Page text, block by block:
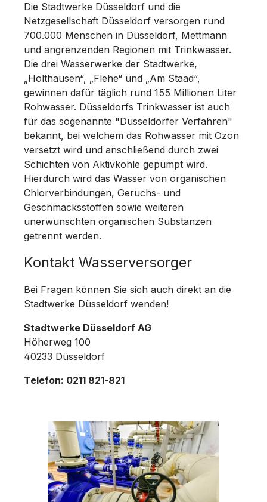
Die Stadtwerke Düsseldorf und die
Netzgesellschaft Düsseldorf versorgen rund
700.000 Menschen in Düsseldorf, Mettmann
und angrenzenden Regionen mit Trinkwasser.
Die drei Wasserwerke der Stadtwerke,
„Holthausen“, „Flehe“ und „Am Staad“,
gewinnen dafür täglich rund 155 Millionen Liter
Rohwasser. Düsseldorfs Trinkwasser ist auch
für das sogenannte "Düsseldorfer Verfahren"
bekannt, bei welchem das Rohwasser mit Ozon
versetzt wird und anschließend durch zwei
Schichten von Aktivkohle gepumpt wird.
Hierdurch wird das Wasser von organischen
Chlorverbindungen, Geruchs- und
Geschmacksstoffen sowie weiteren
unerwünschten organischen Substanzen
getrennt werden.
Kontakt Wasserversorger
Bei Fragen können Sie sich auch direkt an die
Stadtwerke Düsseldorf wenden!
Stadtwerke Düsseldorf AG
Höherweg 100
40233 Düsseldorf
Telefon: 0211 821-821